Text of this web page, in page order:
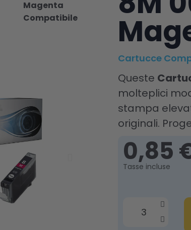
Magenta
Compatibile
Cartucce
Queste
molteplici
stampa
originali.
0,85
Tasse incluse